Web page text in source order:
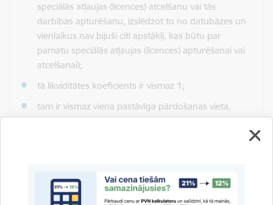
speciālās atļaujas (licences) atcelšanu vai tās
darbības apturēšanu, izslēdzot to no datubāzes un
vienlaikus nav bijuši citi apstākļi, kas būtu par
pamatu speciālās atļaujas (licences) apturēšanai vai
atcelšanai);
tā likviditātes koeficients ir vismaz 1;
tam ir vismaz viena pastāvīga pārdošanas vieta,
tostarp tīmekļvietne vai sociālo mediju konts, kurā
sankcijas;